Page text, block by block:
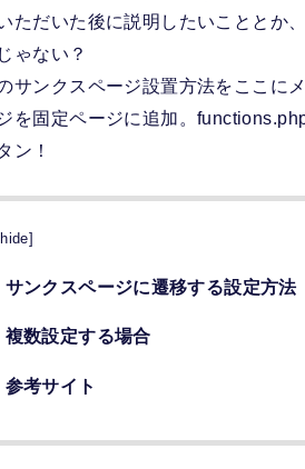
ただいた後に説明したいこととか
ゃない？
サンクスページ設置方法をここにメ
を固定ページに追加。
ン！
hide
サンクスページに遷移する設定方法
複数設定する場合
参考サイト